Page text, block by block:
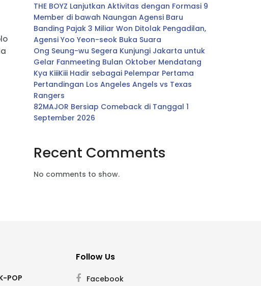
THE BOYZ Lanjutkan Aktivitas dengan Formasi 9
Member di bawah Naungan Agensi Baru
Banding Pajak 3 Miliar Won Ditolak Pengadilan,
Agensi Yoo Yeon-seok Buka Suara
Ong Seung-wu Segera Kunjungi Jakarta untuk
Gelar Fanmeeting Bulan Oktober Mendatang
Kya KiiiKiii Hadir sebagai Pelempar Pertama
Pertandingan Los Angeles Angels vs Texas
Rangers
82MAJOR Bersiap Comeback di Tanggal 1
September 2026
Recent Comments
No comments to show.
POP
Follow Us
Facebook